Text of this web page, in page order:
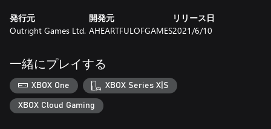
ースに参戦して優勝しよう。
おしゃれをしよう。ミラデロの馬小屋に行ってスピリットの毛
並みを整え、ギュってハグしてあげるのも忘れないでね。スピ
リットとのきずなを深めれば、スピリットはさらに軽やかに広
大な大地をかけぬけられるようになります。ミラデロの本当の
宝物を見つけ、宝物を守ることができるかな？
発行元
Outright Games Ltd.
開発元
AHEARTFULOFGAMES
リリース日
2021/6/10
一緒にプレイする
XBOX One XBOX Series X|S
XBOX Cloud Gaming